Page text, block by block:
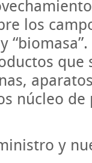
los
“biomasa”.
núcleo
y